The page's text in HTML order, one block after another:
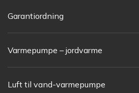
Garantiordning
Varmepumpe – jordvarme
Luft til vand-varmepumpe